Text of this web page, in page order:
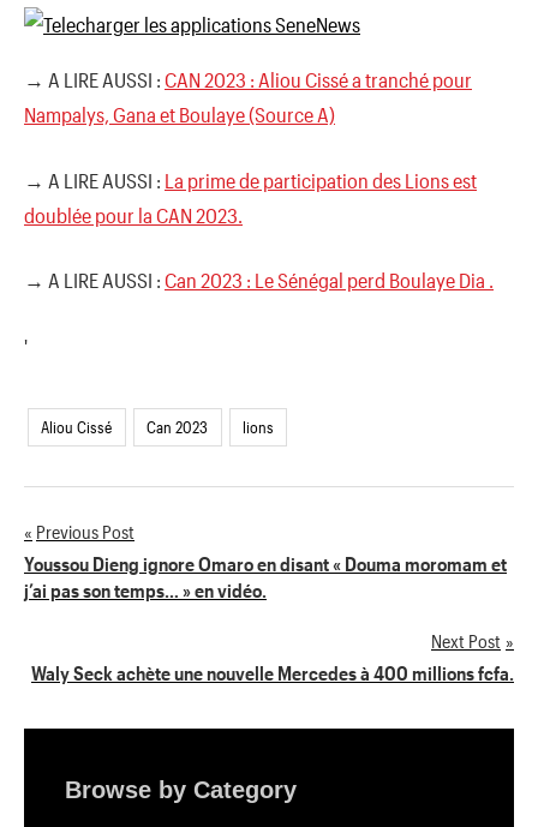
→ A LIRE AUSSI : CAN 2023 : Aliou Cissé a tranché pour
Nampalys, Gana et Boulaye (Source A)
→ A LIRE AUSSI : La prime de participation des Lions est
doublée pour la CAN 2023.
→ A LIRE AUSSI : Can 2023 : Le Sénégal perd Boulaye Dia .
'
Aliou Cissé Can 2023 lions
Navigation
de
Previous Post
Youssou Dieng ignore Omaro en disant « Douma moromam et
j’ai pas son temps… » en vidéo.
Next Post
Waly Seck achète une nouvelle Mercedes à 400 millions fcfa.
Browse by Category